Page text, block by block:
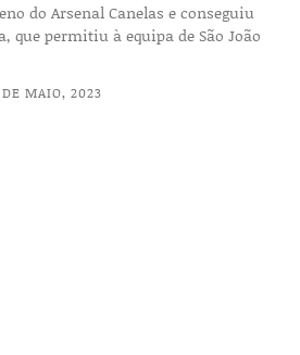
do Arsenal Canelas e conseguiu
permitiu à equipa de São João
MAIO, 2023